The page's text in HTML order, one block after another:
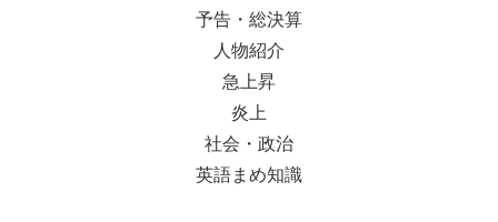
予告・総決算
人物紹介
急上昇
炎上
社会・政治
英語まめ知識